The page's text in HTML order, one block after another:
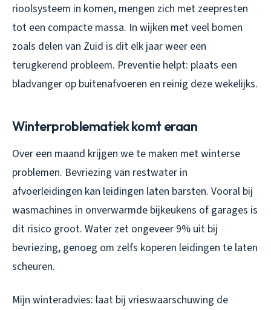
rioolsysteem in komen, mengen zich met zeepresten
tot een compacte massa. In wijken met veel bomen
zoals delen van Zuid is dit elk jaar weer een
terugkerend probleem. Preventie helpt: plaats een
bladvanger op buitenafvoeren en reinig deze wekelijks.
Winterproblematiek komt eraan
Over een maand krijgen we te maken met winterse
problemen. Bevriezing van restwater in
afvoerleidingen kan leidingen laten barsten. Vooral bij
wasmachines in onverwarmde bijkeukens of garages is
dit risico groot. Water zet ongeveer 9% uit bij
bevriezing, genoeg om zelfs koperen leidingen te laten
scheuren.
Mijn winteradvies: laat bij vrieswaarschuwing de